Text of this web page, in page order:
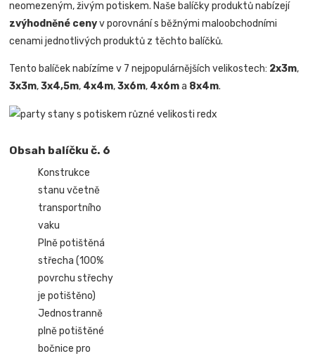
neomezeným, živým potiskem. Naše balíčky produktů nabízejí
zvýhodněné cenyv porovnání s běžnými maloobchodními
cenami jednotlivých produktů z těchto balíčků.
Tento balíček nabízíme v 7 nejpopulárnějších velikostech: 2x3m,
3x3m,3x4,5m, 4x4m,3x6m, 4x6ma 8x4m.
Obsah balíčku č. 6
Konstrukce
stanu včetně
transportního
vaku
Plně potištěná
střecha (100%
povrchu střechy
je potištěno)
Jednostranně
plně potištěné
bočnice pro